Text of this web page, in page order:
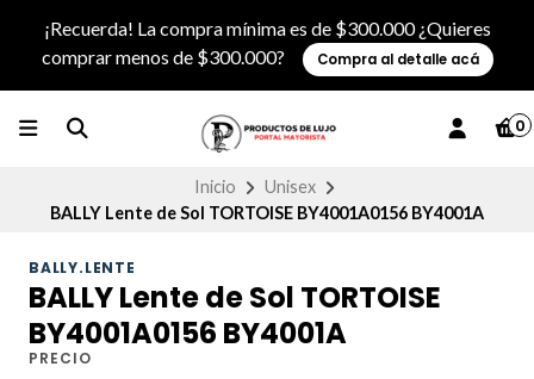
¡Recuerda! La compra mínima es de $300.000 ¿Quieres
comprar menos de $300.000?
Compra al detalle acá
0
Inicio
Unisex
BALLY Lente de Sol TORTOISE BY4001A0156 BY4001A
BALLY.LENTE
BALLY Lente de Sol TORTOISE
BY4001A0156 BY4001A
PRECIO